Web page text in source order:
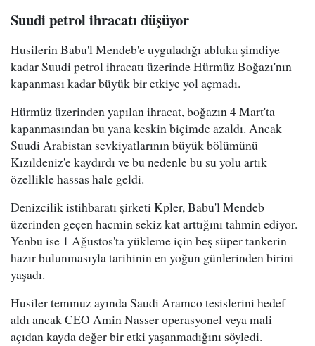
Suudi petrol ihracatı düşüyor
Husilerin Babu'l Mendeb'e uyguladığı abluka şimdiye
kadar Suudi petrol ihracatı üzerinde Hürmüz Boğazı'nın
kapanması kadar büyük bir etkiye yol açmadı.
Hürmüz üzerinden yapılan ihracat, boğazın 4 Mart'ta
kapanmasından bu yana keskin biçimde azaldı. Ancak
Suudi Arabistan sevkiyatlarının büyük bölümünü
Kızıldeniz'e kaydırdı ve bu nedenle bu su yolu artık
özellikle hassas hale geldi.
Denizcilik istihbaratı şirketi Kpler, Babu'l Mendeb
üzerinden geçen hacmin sekiz kat arttığını tahmin ediyor.
Yenbu ise 1 Ağustos'ta yükleme için beş süper tankerin
hazır bulunmasıyla tarihinin en yoğun günlerinden birini
yaşadı.
Husiler temmuz ayında Saudi Aramco tesislerini hedef
aldı ancak CEO Amin Nasser operasyonel veya mali
açıdan kayda değer bir etki yaşanmadığını söyledi.